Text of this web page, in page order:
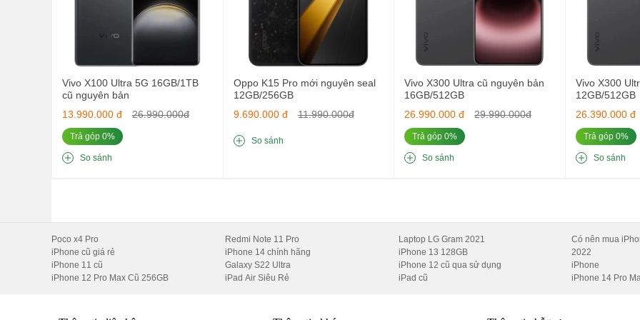
Vẻ ngoài cổ điển của dòng Redmi Note đã loại bỏ khung màn hình cho thấy tay nghề tinh xảo và đạt tiêu chuẩn cao về thẩm
của các kỹ sư Xiaomi.
Hiệu năng Redmi Note 13 Pro
Vivo X100 Ultra 5G 16GB/1TB
cũ nguyên bản
13.990.000 đ
26.990.000đ
Trả góp 0%
So sánh
Oppo K15 Pro mới nguyên seal
12GB/256GB
9.690.000 đ
11.990.000đ
So sánh
Vivo X300 Ultra cũ nguyên bản
16GB/512GB
26.990.000 đ
29.990.000đ
Trả góp 0%
So sánh
Vivo X300
12GB/512GB
26.390.000 đ
Trả góp 0%
So sánh
Poco x4 Pro
iPhone cũ giá rẻ
iPhone 11 cũ
iPhone 12 Pro Max Cũ 256GB
Redmi Note 11 Pro
iPhone 14 chính hãng
Galaxy S22 Ultra
iPad Air Siêu Rẻ
Laptop LG Gram 2021
iPhone 13 128GB
iPhone 12 cũ qua sử dụng
iPad cũ
Có nên mua
2022
iPhone
iPhone 14 Pro